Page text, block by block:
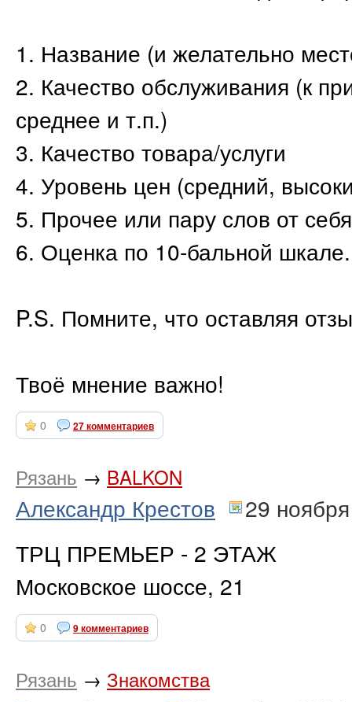
1. Название (и желательно
2. Качество обслуживания (к
среднее и т.п.)
3. Качество товара/услуги
4. Уровень цен (средний,
5. Прочее или пару слов от
6. Оценка по 10-бальной шкале.
P.S. Помните, что оставляя
Твоё мнение важно!
0 27 комментариев
Рязань → BALKON
Александр Крестов
29
ТРЦ ПРЕМЬЕР - 2 ЭТАЖ
Московское шоссе, 21
0 9 комментариев
Рязань → Знакомства